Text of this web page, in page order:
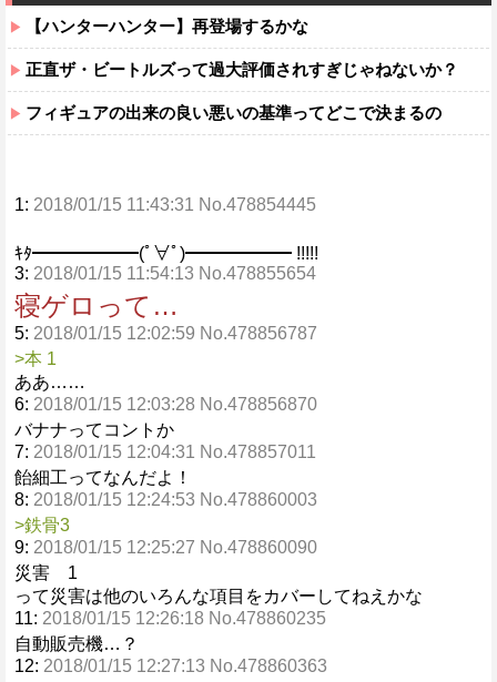
【ハンターハンター】再登場するかな
正直ザ・ビートルズって過大評価されすぎじゃねないか？
フィギュアの出来の良い悪いの基準ってどこで決まるの
1: 2018/01/15 11:43:31 No.478854445
ｷﾀ━━━━━━(ﾟ∀ﾟ)━━━━━━ !!!!!
3: 2018/01/15 11:54:13 No.478855654
寝ゲロって…
5: 2018/01/15 12:02:59 No.478856787
>本 1
ああ……
6: 2018/01/15 12:03:28 No.478856870
バナナってコントか
7: 2018/01/15 12:04:31 No.478857011
飴細工ってなんだよ！
8: 2018/01/15 12:24:53 No.478860003
>鉄骨3
9: 2018/01/15 12:25:27 No.478860090
災害 1
って災害は他のいろんな項目をカバーしてねえかな
11: 2018/01/15 12:26:18 No.478860235
自動販売機…？
12: 2018/01/15 12:27:13 No.478860363